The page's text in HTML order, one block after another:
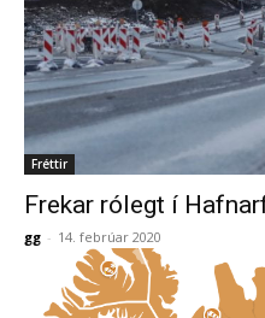
Fréttir
Frekar rólegt í
gg - 14. febrúar 2020